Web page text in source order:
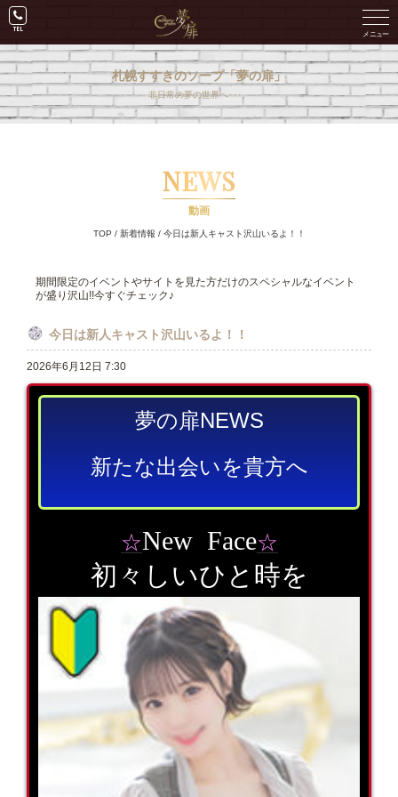
札幌すすきのソープ「夢の扉」
非日常の夢の世界へ･･･。
NEWS
動画
TOP / 新着情報 / 今日は新人キャスト沢山いるよ！！
期間限定のイベントやサイトを見た方だけのスペシャルなイベント
が盛り沢山!!今すぐチェック♪
今日は新人キャスト沢山いるよ！！
2026年6月12日 7:30
夢の扉NEWS
新たな出会いを貴方へ
☆New Face☆
初々しいひと時を